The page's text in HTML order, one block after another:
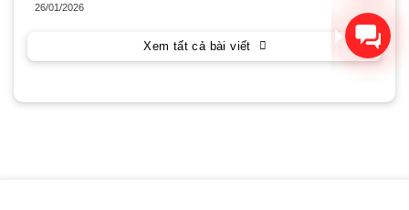
26/01/2026
Xem tất cả bài viết
giúp gì cho bạn?